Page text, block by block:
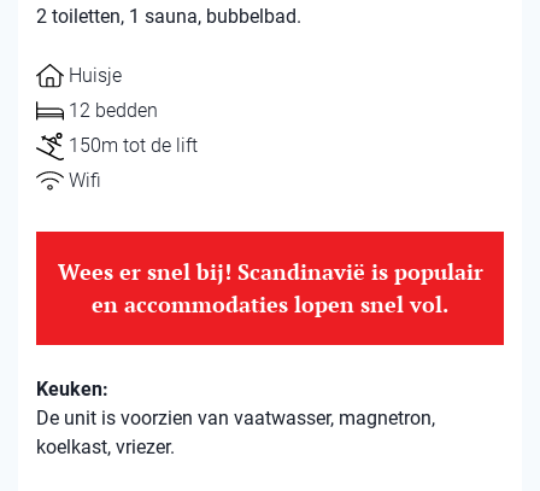
2 toiletten, 1 sauna, bubbelbad.
Huisje
12 bedden
150m tot de lift
Wifi
Wees er snel bij! Scandinavië is populair
en accommodaties lopen snel vol.
Keuken:
De unit is voorzien van vaatwasser, magnetron,
koelkast, vriezer.